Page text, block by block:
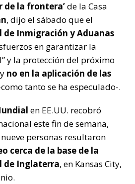
de la frontera’de la Casa
, dijo el sábado que el
de Inmigración y Aduanas
en garantizar la
y la protección del próximo
no en la aplicación de las
tanto se ha especulado-.
en EE.UU. recobró
este fin de semana,
personas resultaron
cerca de la base de la
de Inglaterra, en Kansas City,